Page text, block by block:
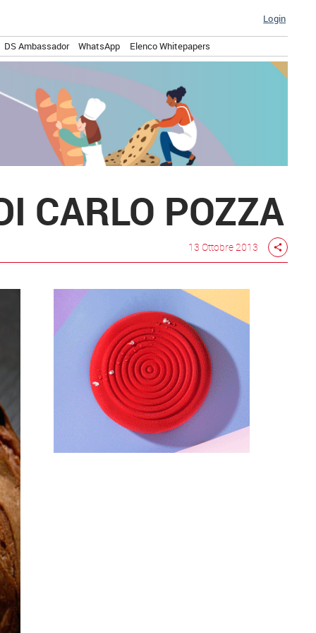
Login
DS Ambassador WhatsApp Elenco Whitepapers
CARLO POZZA
13 Ottobre 2013 share